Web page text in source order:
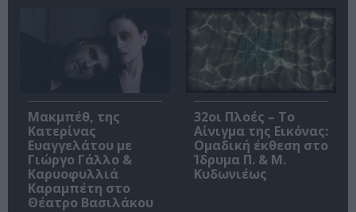
Μακμπέθ, της
Κατερίνας
Ευαγγελάτου με
Γιώργο Γάλλο &
Καρυοφυλλιά
Καραμπέτη στο
Θέατρο Βασιλάκου
32οι Πλοές – Το
Αίνιγμα της Εικόνας:
Ομαδική έκθεση στο
Ίδρυμα Π. & Μ.
Κυδωνιέως